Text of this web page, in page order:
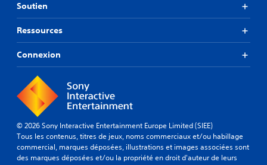
Soutien
Ressources
Connexion
© 2026 Sony Interactive Entertainment Europe Limited (SIEE)
Tous les contenus, titres de jeux, noms commerciaux et/ou habillage
commercial, marques déposées, illustrations et images associées sont
des marques déposées et/ou la propriété en droit d'auteur de leurs